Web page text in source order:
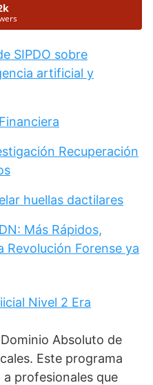
SIPDO sobre
artificial y
Recuperación
huellas dactilares
Más Rápidos,
Revolución Forense ya
Nivel 2 Era
Absoluto de
Este programa
profesionales que